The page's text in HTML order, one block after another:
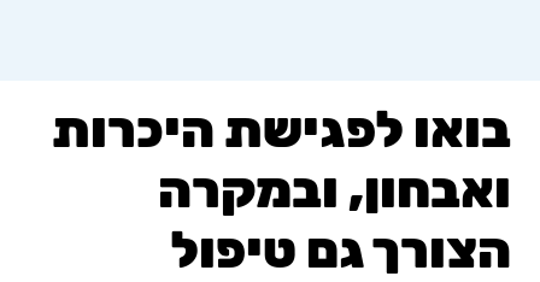
הכנת גלידה ביתית ב-5 דקות!
בואו לפגישת היכרות
ואבחון, ובמקרה
הצורך גם טיפול